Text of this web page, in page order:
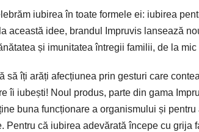
iubirea în toate formele ei: iubirea
această idee, brandul Impruvis lansează
și imunitatea întregii familii, de la mic
să îți arăți afecțiunea prin gesturi care
îi iubești! Noul produs, parte din gama
buna funcționare a organismului și
Pentru că iubirea adevărată începe cu grija